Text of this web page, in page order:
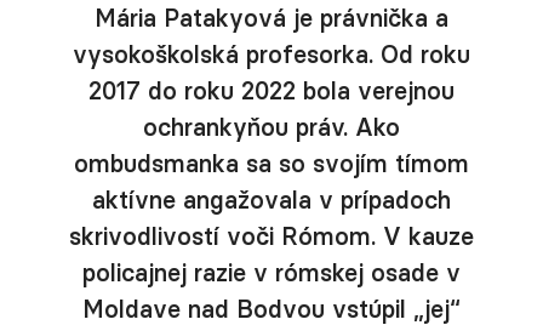
Mária Patakyová je právnička a
vysokoškolská profesorka. Od roku
2017 do roku 2022 bola verejnou
ochrankyňou práv. Ako
ombudsmanka sa so svojím tímom
aktívne angažovala v prípadoch
skrivodlivostí voči Rómom. V kauze
policajnej razie v rómskej osade v
Moldave nad Bodvou vstúpil „jej“